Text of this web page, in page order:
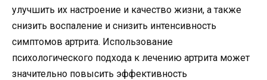
улучшить их настроение и качество жизни, а также
снизить воспаление и снизить интенсивность
симптомов артрита. Использование
психологического подхода к лечению артрита может
значительно повысить эффективность